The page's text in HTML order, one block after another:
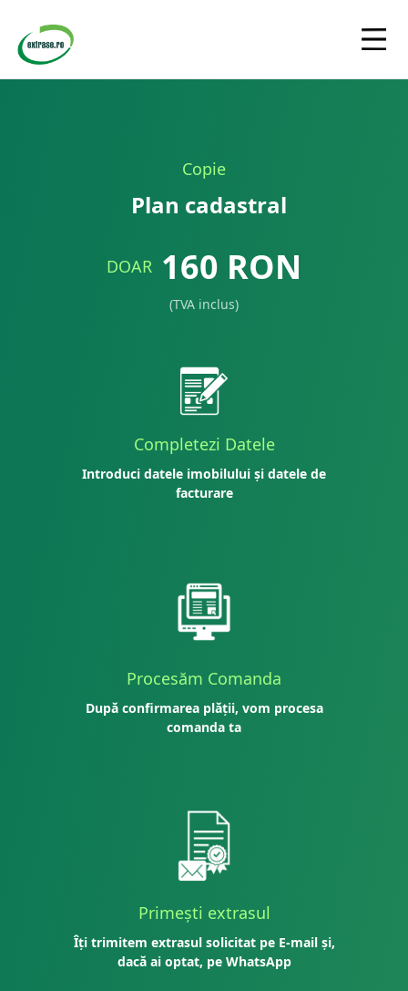
Copie
Plan cadastral
DOAR 160 RON
(TVA inclus)
Completezi Datele
Introduci datele imobilului și datele de
facturare
Procesăm Comanda
După confirmarea plății, vom procesa
comanda ta
Primești extrasul
Îți trimitem extrasul solicitat pe E-mail și,
dacă ai optat, pe WhatsApp